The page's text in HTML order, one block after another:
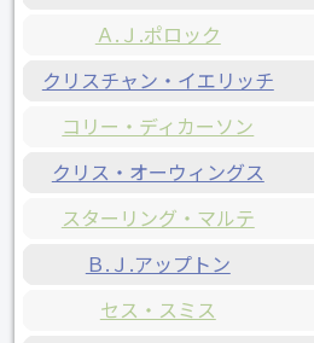
Ａ.Ｊ.ポロック
クリスチャン・イエリッチ
コリー・ディカーソン
クリス・オーウィングス
スターリング・マルテ
Ｂ.Ｊ.アップトン
セス・スミス